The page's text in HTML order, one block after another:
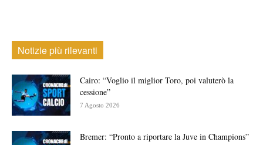
Notizie più rilevanti
Cairo: “Voglio il miglior Toro, poi valuterò la
cessione”
7 Agosto 2026
Bremer: “Pronto a riportare la Juve in Champions”